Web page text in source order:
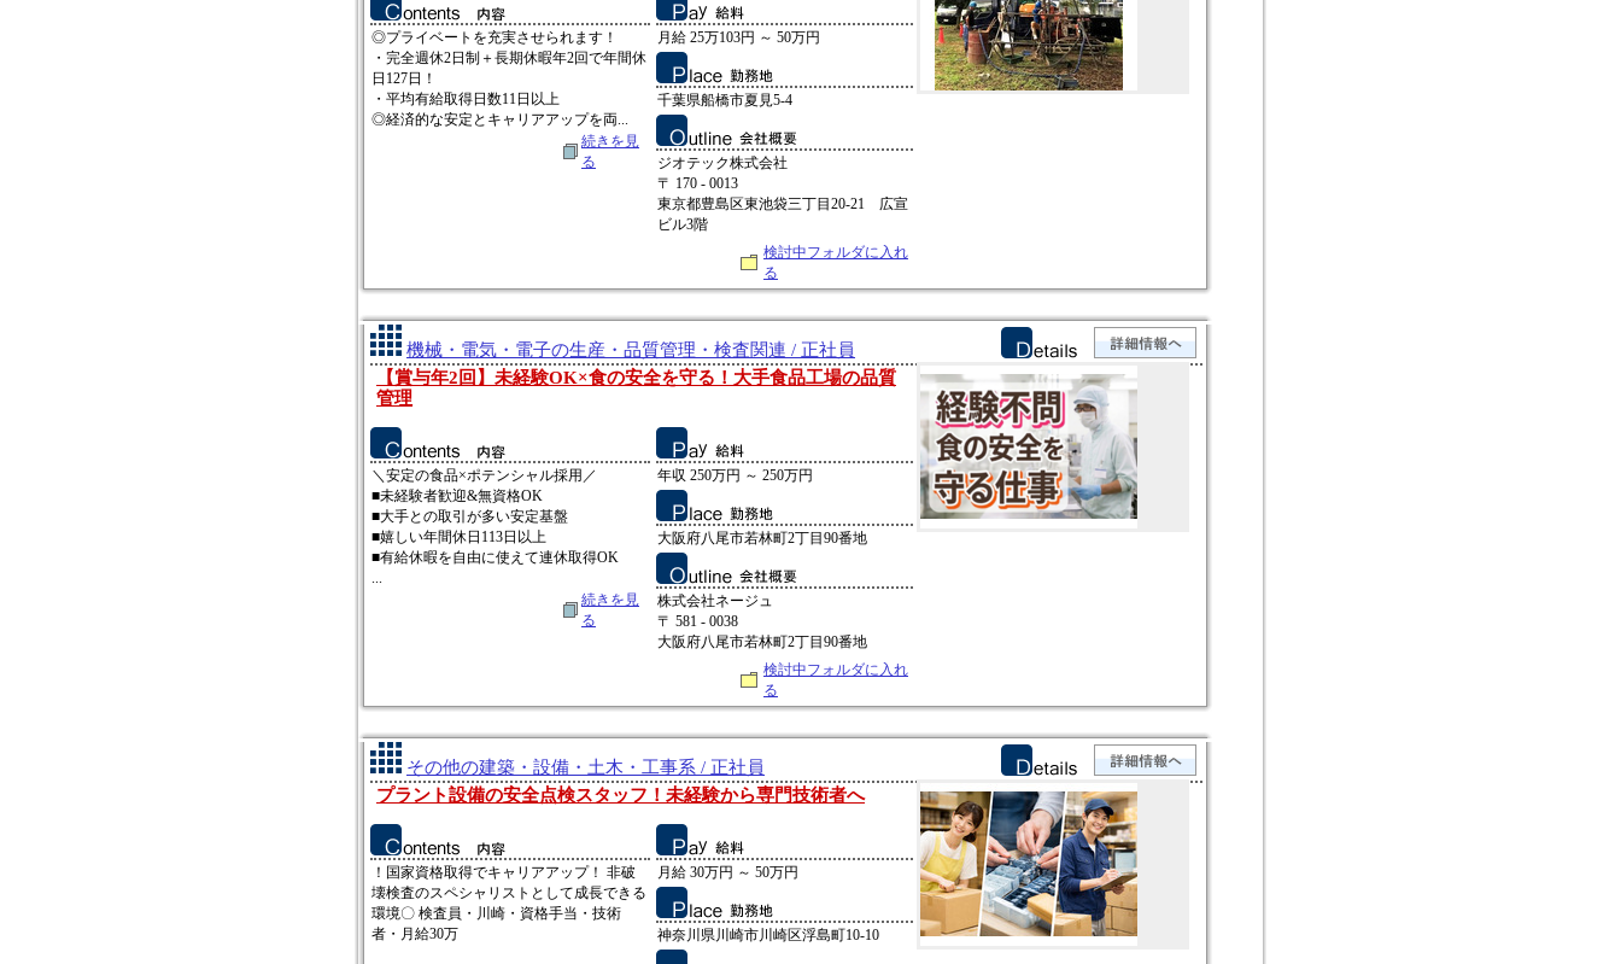
◎プライベートを充実させられます！
・完全週休2日制＋長期休暇年2回で年間休
日127日！
・平均有給取得日数11日以上
◎経済的な安定とキャリアアップを両...
続きを見
る
月給 25万103円 ～ 50万円
千葉県船橋市夏見5-4
ジオテック株式会社
〒 170 - 0013
東京都豊島区東池袋三丁目20-21 広宣
ビル3階
検討中フォルダに入れ
る
機械・電気・電子の生産・品質管理・検査関連 / 正社員
【賞与年2回】未経験OK×食の安全を守る！大手食品工場の品質
管理
＼安定の食品×ポテンシャル採用／
■未経験者歓迎&無資格OK
■大手との取引が多い安定基盤
■嬉しい年間休日113日以上
■有給休暇を自由に使えて連休取得OK
...
続きを見
る
年収 250万円 ～ 250万円
大阪府八尾市若林町2丁目90番地
株式会社ネージュ
〒 581 - 0038
大阪府八尾市若林町2丁目90番地
検討中フォルダに入れ
る
その他の建築・設備・土木・工事系 / 正社員
プラント設備の安全点検スタッフ！未経験から専門技術者へ
！国家資格取得でキャリアアップ！ 非破
壊検査のスペシャリストとして成長できる
環境〇 検査員・川崎・資格手当・技術
者・月給30万
月給 30万円 ～ 50万円
神奈川県川崎市川崎区浮島町10-10